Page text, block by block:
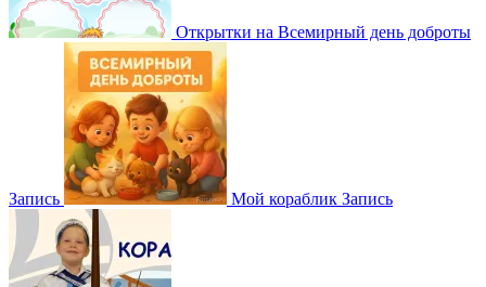
Открытки на Всемирный день доброты
Запись Мой кораблик Запись